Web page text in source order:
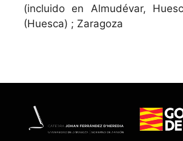
(incluido en Almudévar,
(Huesca) ; Zaragoza